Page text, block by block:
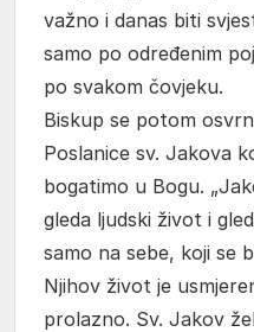
važno i danas biti
samo po određenim
po svakom čovjeku.
Biskup se potom
Poslanice sv. Jakova
bogatimo u Bogu.
gleda ljudski život i
samo na sebe, koji se
Njihov život je
prolazno. Sv. Jakov